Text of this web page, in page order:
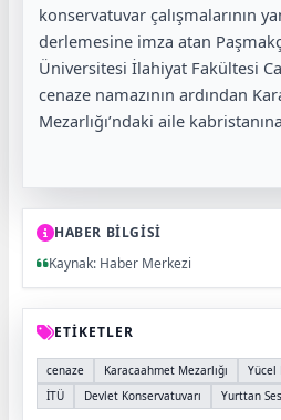
konservatuvar çalışmalarının
derlemesine imza atan
Üniversitesi İlahiyat Fakültesi
cenaze namazının ardından
Mezarlığı’ndaki aile
HABER BİLGİSİ
Kaynak: Haber Merkezi
ETİKETLER
cenaze Karacaahmet Mezarlığı Yücel
İTÜ
Devlet Konservatuvarı Yurttan